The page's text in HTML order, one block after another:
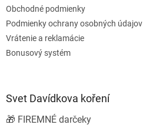
Obchodné podmienky
Podmienky ochrany osobných údajov
Vrátenie a reklamácie
Bonusový systém
Svet Davídkova koření
🎁 FIREMNÉ darčeky